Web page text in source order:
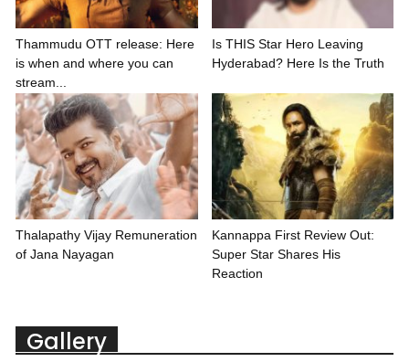
Thammudu OTT release: Here
is when and where you can
stream...
Is THIS Star Hero Leaving
Hyderabad? Here Is the Truth
Thalapathy Vijay Remuneration
of Jana Nayagan
Kannappa First Review Out:
Super Star Shares His
Reaction
Gallery